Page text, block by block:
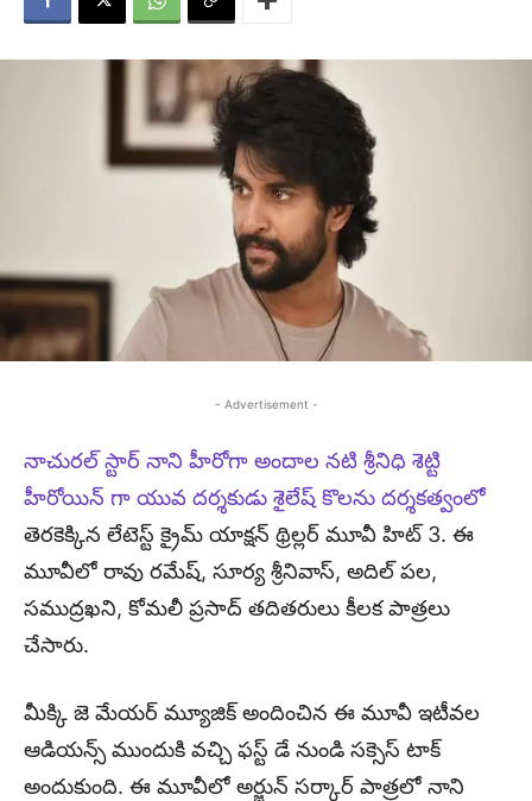
- Advertisement -
నాచురల్ స్టార్ నాని హీరోగా అందాల నటి శ్రీనిధి శెట్టి
హీరోయిన్ గా యువ దర్శకుడు శైలేష్ కొలను దర్శకత్వంలో
తెరకెక్కిన లేటెస్ట్ క్రైమ్ యాక్షన్ థ్రిల్లర్ మూవీ హిట్ 3. ఈ
మూవీలో రావు రమేష్, సూర్య శ్రీనివాస్, అదిల్ పల,
సముద్రఖని, కోమలీ ప్రసాద్ తదితరులు కీలక పాత్రలు
చేసారు.
మీక్కి జె మేయర్ మ్యూజిక్ అందించిన ఈ మూవీ ఇటీవల
ఆడియన్స్ ముందుకి వచ్చి ఫస్ట్ డే నుండి సక్సెస్ టాక్
అందుకుంది. ఈ మూవీలో అర్జున్ సర్కార్ పాత్రలో నాని